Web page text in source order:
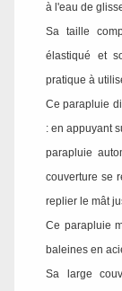
à l'eau de
Sa taille
élastiqué et
pratique à
Ce parapluie
: en appuyant
parapluie
couverture se
replier le mât
Ce parapluie
baleines en
Sa large